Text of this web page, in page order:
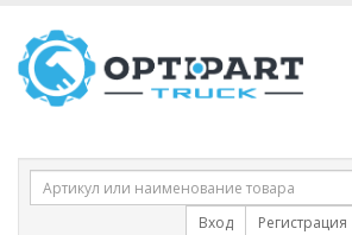
Вход Регистрация